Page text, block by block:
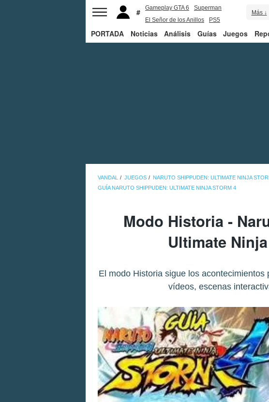
Gameplay GTA 6
Superman
El Señor de los Anillos
PS5
Más ↓
PORTADA Noticias Análisis Guías Juegos
VANDAL JUEGOS
NARUTO SHIPPUDEN: ULTIMATE NINJA
GUÍA NARUTO SHIPPUDEN: ULTIMATE NINJA STORM 4
Modo Historia -
Ultimate
El modo Historia sigue los
vídeos, escenas